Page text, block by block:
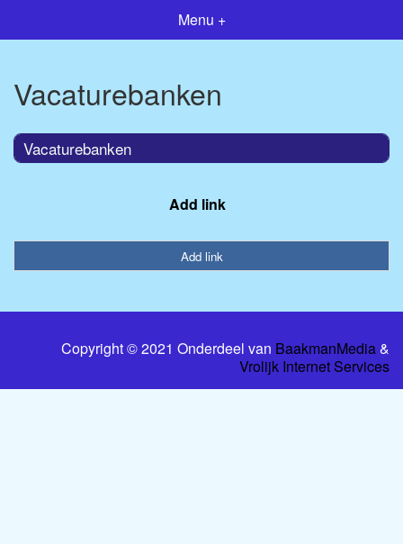
Menu +
Vacaturebanken
Vacaturebanken
Add link
Add link
Copyright © 2021 Onderdeel van BaakmanMedia&
Vrolijk Internet Services